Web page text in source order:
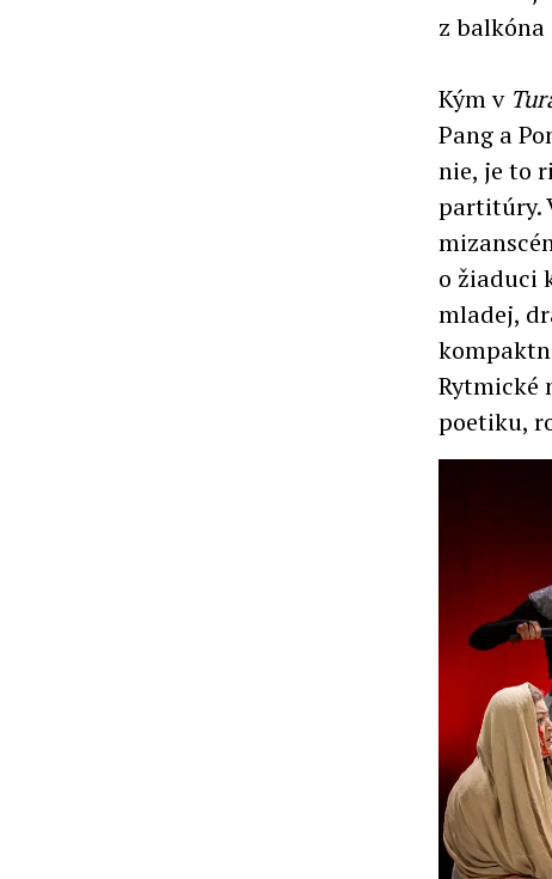
z balkóna
Kým v
Pang a
nie, je to
partitúry.
o žiaduci
mladej,
Rytmické
poetiku,